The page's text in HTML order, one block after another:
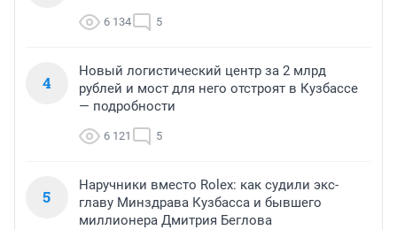
6 134 5
4
Новый логистический центр за 2 млрд
рублей и мост для него отстроят в Кузбассе
— подробности
6 121 5
5
Наручники вместо Rolex: как судили экс-
главу Минздрава Кузбасса и бывшего
миллионера Дмитрия Беглова